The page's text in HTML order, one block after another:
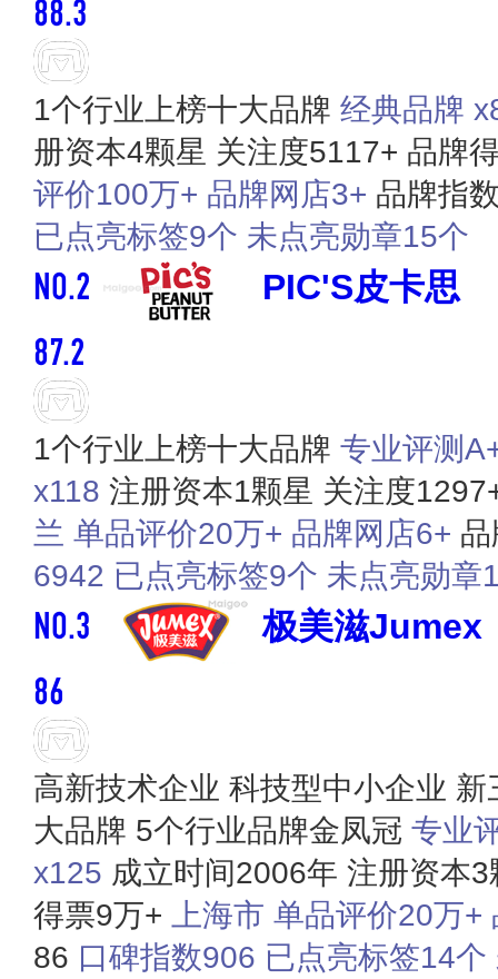
1个行业上榜十大品牌 经典品牌
册资本4颗星 关注度5117+ 品牌
评价100万+ 品牌网店3+ 品牌指
已点亮标签9个 未点亮勋章15个
NO.2 PIC'S皮卡思
87.2
1个行业上榜十大品牌 专业评测
x118 注册资本1颗星 关注度
兰 单品评价20万+ 品牌网店6+
6942 已点亮标签9个 未点亮勋章
NO.3 极美滋Jumex
86
高新技术企业 科技型中小企业 新
大品牌 5个行业品牌金凤冠 专业
x125 成立时间2006年 注册资本3
得票9万+
上海市 单品评价20万+
86 口碑指数906 已点亮标签14个